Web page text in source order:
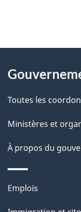
D
t
a
l
s
l
propos
ce
site
Toutes les
Ministères et
À propos du
Thèmes
Emplois